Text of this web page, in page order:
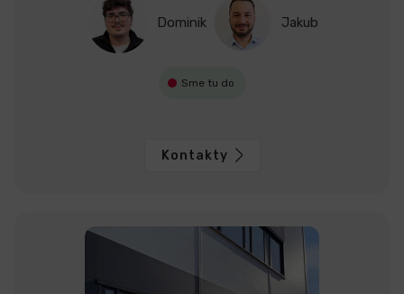
Dominik Jakub
Sme tu do
Kontakty